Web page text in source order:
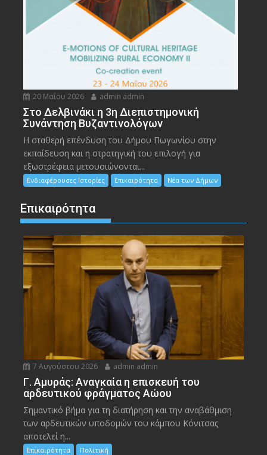
20 Μαΐου 2026 admin admin
Στο Δελβινάκι η 3η Διεπιστημονική
Συνάντηση Βυζαντινολόγων
Η σταθερή επένδυση του Δήμου Πωγωνίου στην
εκπαίδευση και η στρατηγική του επιλογή για
εξωστρέφεια μετουσιώνονται...
Ενδιαφέρουσες Ιστορίες Επικαιρότητα Νέα των Δήμων
Επικαιρότητα
7 Αυγούστου 2026 admin admin
Γ. Αμυράς: Αναγκαία η επισκευή του
αρδευτικού φράγματος Αώου
Σημαντικό βήμα για τη διατήρηση και την αναβάθμιση
των αρδευτικών υποδομών του κάμπου Κόνιτσας
αποτελεί η...
Επικαιρότητα Πολιτική